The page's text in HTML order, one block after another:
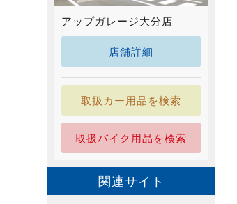
アップガレージ大分店
店舗詳細
取扱カー用品を検索
取扱バイク用品を検索
関連サイト